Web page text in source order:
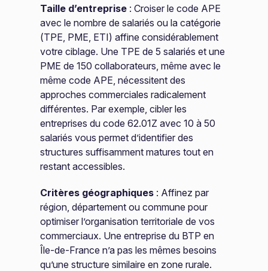
Taille d’entreprise : Croiser le code APE
avec le nombre de salariés ou la catégorie
(TPE, PME, ETI) affine considérablement
votre ciblage. Une TPE de 5 salariés et une
PME de 150 collaborateurs, même avec le
même code APE, nécessitent des
approches commerciales radicalement
différentes. Par exemple, cibler les
entreprises du code 62.01Z avec 10 à 50
salariés vous permet d’identifier des
structures suffisamment matures tout en
restant accessibles.
Critères géographiques : Affinez par
région, département ou commune pour
optimiser l’organisation territoriale de vos
commerciaux. Une entreprise du BTP en
Île-de-France n’a pas les mêmes besoins
qu’une structure similaire en zone rurale.